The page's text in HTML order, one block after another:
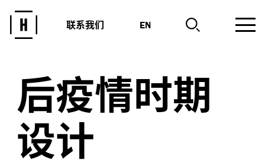
联系我们 EN
后疫情时期
设计